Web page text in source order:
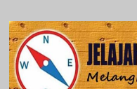
to
content